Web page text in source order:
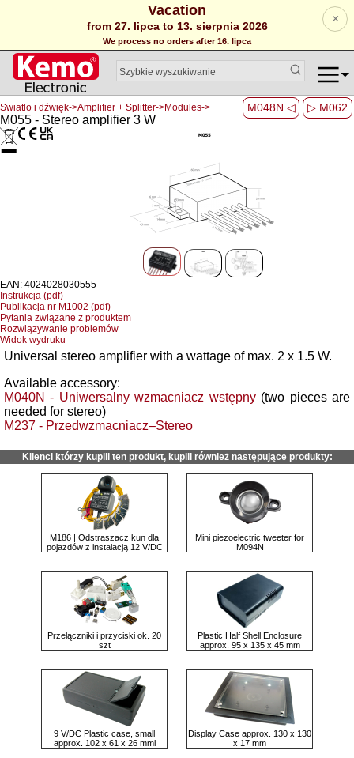
Vacation
from 27. lipca to 13. sierpnia 2026
We process no orders after 16. lipca
×
M048N ◁ ▷ M062
Swiatło i dźwięk->Amplifier + Splitter->Modules->
M055 - Stereo amplifier 3 W
EAN: 4024028030555
Instrukcja (pdf)
Publikacja nr M1002 (pdf)
Pytania związane z produktem
Rozwiązywanie problemów
Widok wydruku
Universal stereo amplifier with a wattage of max. 2 x 1.5 W.
Available accessory:
M040N - Uniwersalny wzmacniacz wstępny(two pieces are
needed for stereo)
M237 - Przedwzmacniacz–Stereo
Klienci którzy kupili ten produkt, kupili również następujące produkty:
M186 | Odstraszacz kun dla
pojazdów z instalacją 12 V/DC
Mini piezoelectric tweeter for
M094N
Przełączniki i przyciski ok. 20
szt
Plastic Half Shell Enclosure
approx. 95 x 135 x 45 mm
9 V/DC Plastic case, small
approx. 102 x 61 x 26 mml
Display Case approx. 130 x 130
x 17 mm